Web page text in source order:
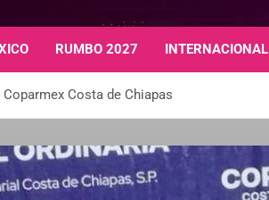
RUMBO 2027 INTERNACIONAL
Costa de Chiapas